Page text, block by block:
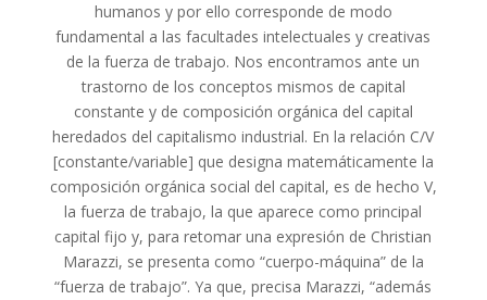
humanos y por ello corresponde de modo
fundamental a las facultades intelectuales y creativas
de la fuerza de trabajo. Nos encontramos ante un
trastorno de los conceptos mismos de capital
constante y de composición orgánica del capital
heredados del capitalismo industrial. En la relación C/V
[constante/variable] que designa matemáticamente la
composición orgánica social del capital, es de hecho V,
la fuerza de trabajo, la que aparece como principal
capital fijo y, para retomar una expresión de Christian
Marazzi, se presenta como “cuerpo-máquina” de la
“fuerza de trabajo”. Ya que, precisa Marazzi, “además